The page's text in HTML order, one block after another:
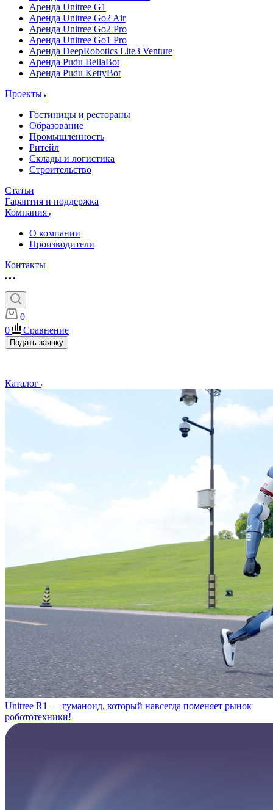
Аренда Unitree G1
Аренда Unitree Go2 Air
Аренда Unitree Go2 Pro
Аренда Unitree Go1 Pro
Аренда DeepRobotics Lite3 Venture
Аренда Pudu BellaBot
Аренда Pudu KettyBot
Проекты
Гостиницы и рестораны
Образование
Промышленность
Ритейл
Склады и логистика
Строительство
Статьи
Гарантия и поддержка
Компания
О компании
Производители
Контакты
0
0
Сравнение
Подать заявку
Каталог
Unitree R1 — гуманоид, который навсегда поменяет рынок
робототехники!